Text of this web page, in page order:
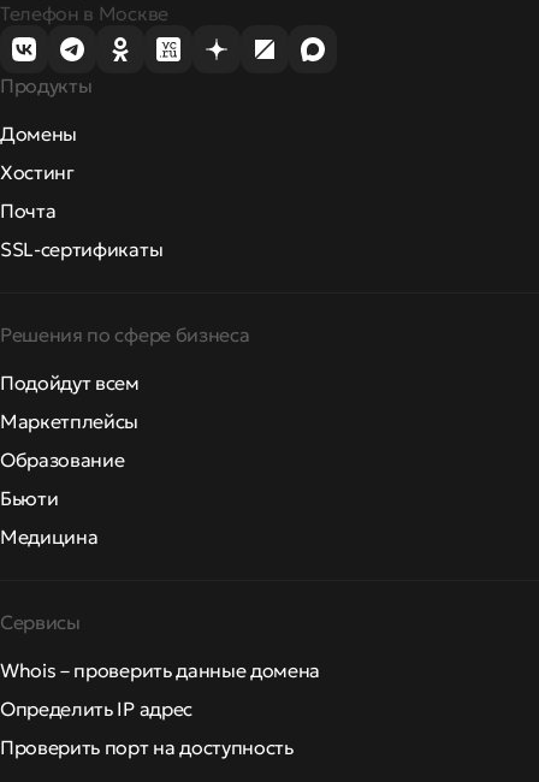
Телефон в Москве
Продукты
Домены
Хостинг
Почта
SSL-сертификаты
Решения по сфере бизнеса
Подойдут всем
Маркетплейсы
Образование
Бьюти
Медицина
Сервисы
Whois – проверить данные домена
Определить IP адрес
Проверить порт на доступность